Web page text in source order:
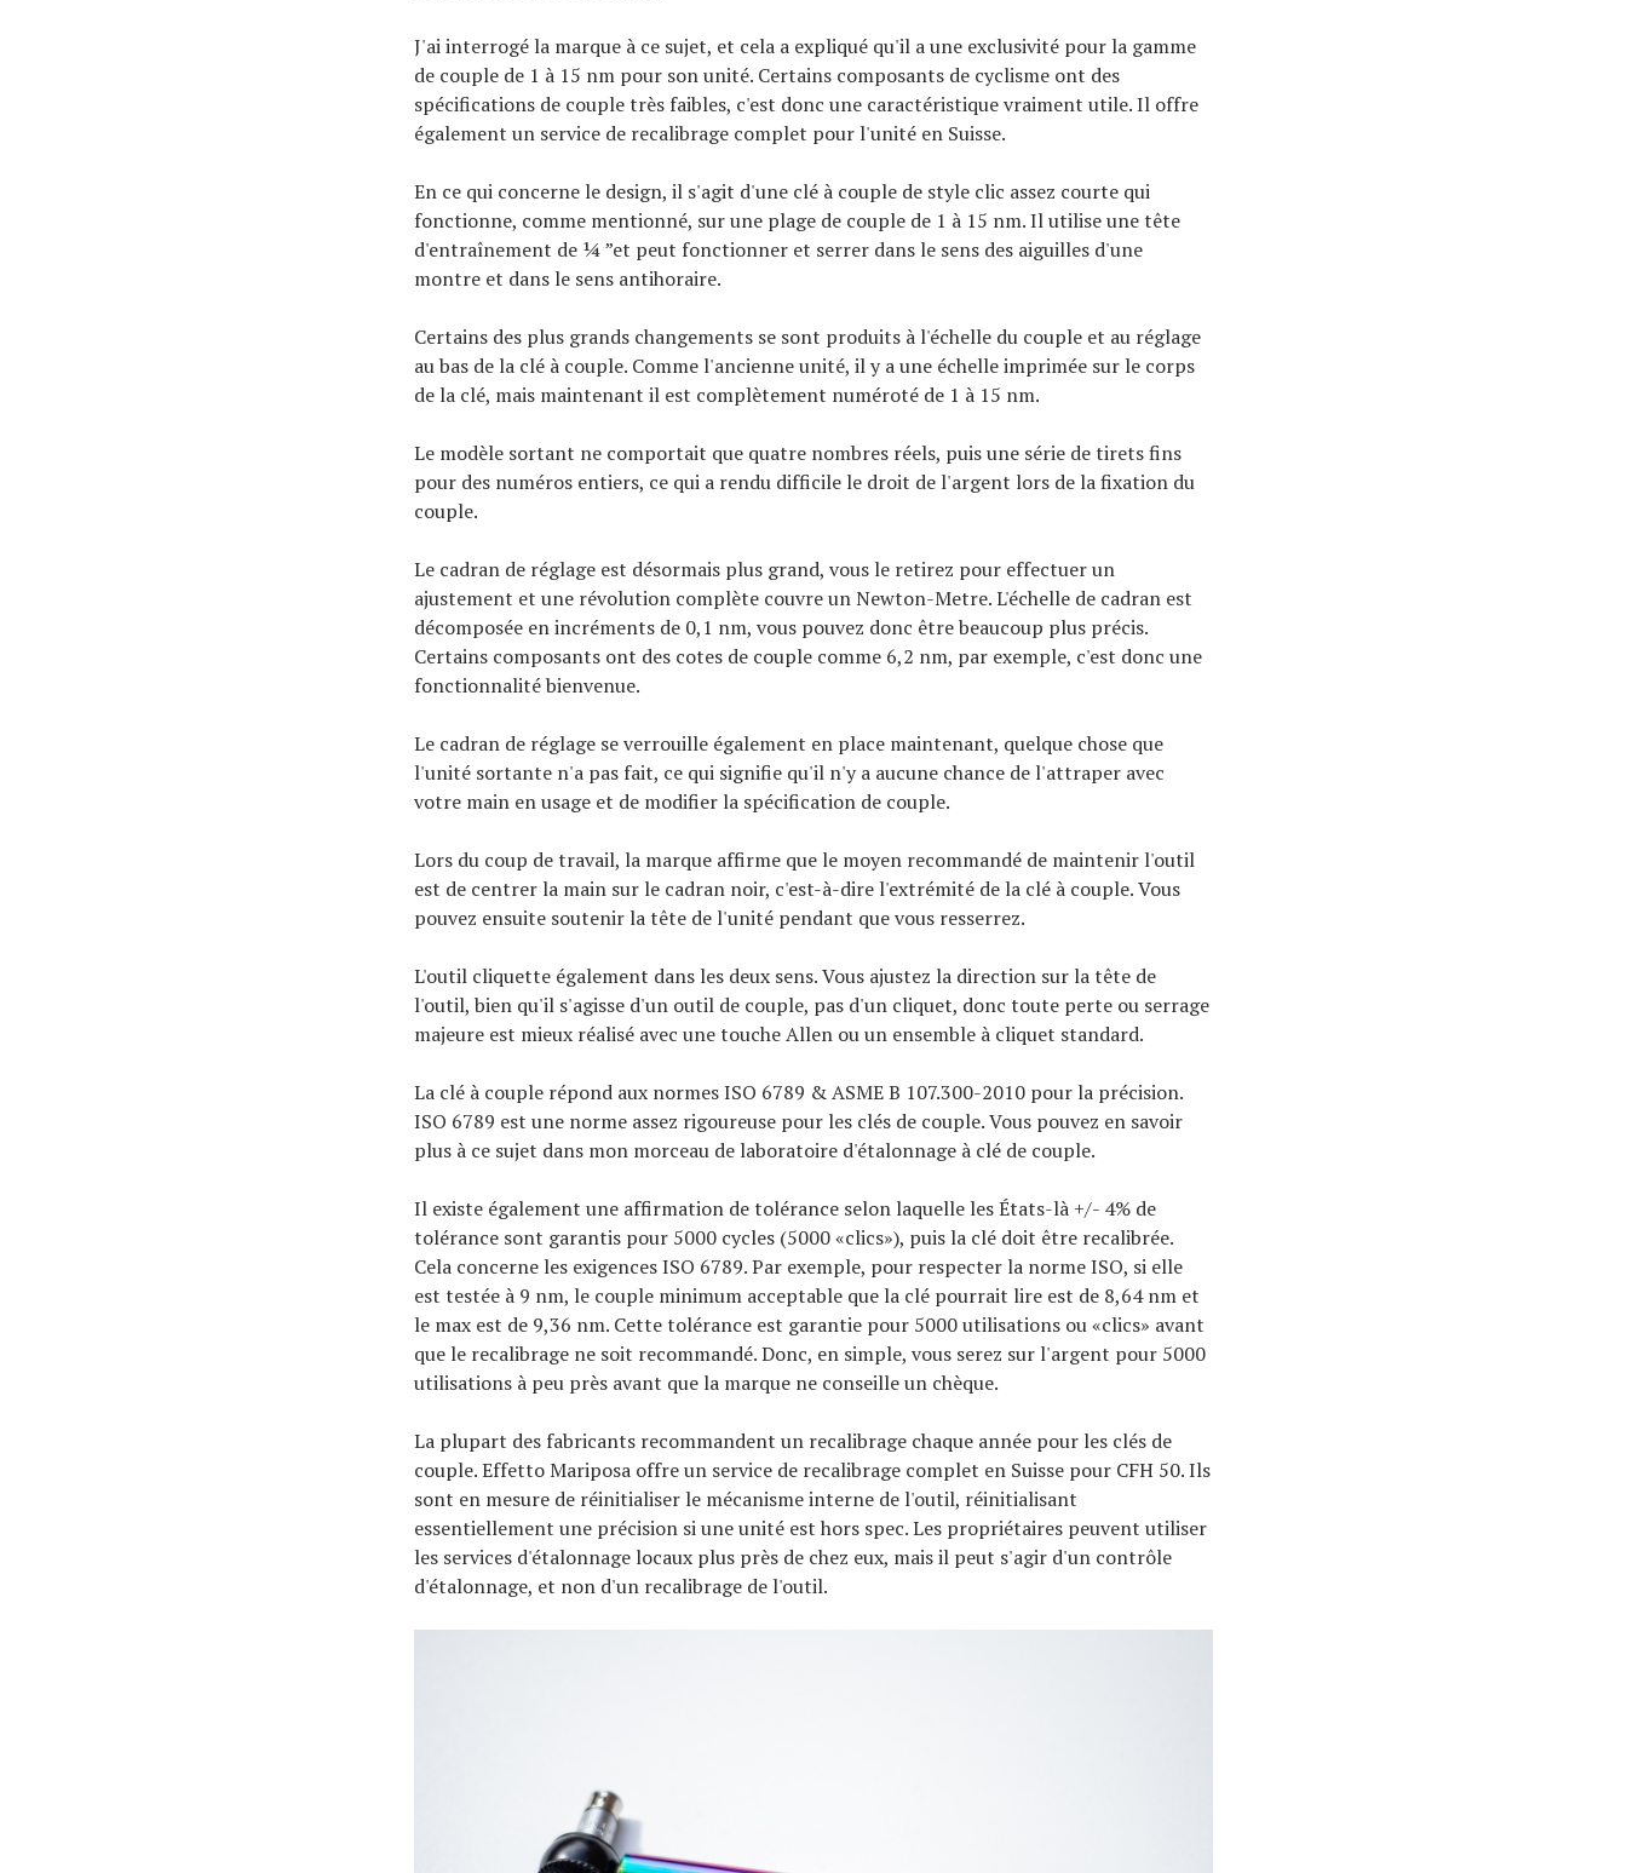
J'ai interrogé la marque à ce sujet, et cela a expliqué qu'il a une exclusivité pour la gamme
de couple de 1 à 15 nm pour son unité. Certains composants de cyclisme ont des
spécifications de couple très faibles, c'est donc une caractéristique vraiment utile. Il offre
également un service de recalibrage complet pour l'unité en Suisse.
En ce qui concerne le design, il s'agit d'une clé à couple de style clic assez courte qui
fonctionne, comme mentionné, sur une plage de couple de 1 à 15 nm. Il utilise une tête
d'entraînement de ¼ ”et peut fonctionner et serrer dans le sens des aiguilles d'une
montre et dans le sens antihoraire.
Certains des plus grands changements se sont produits à l'échelle du couple et au réglage
au bas de la clé à couple. Comme l'ancienne unité, il y a une échelle imprimée sur le corps
de la clé, mais maintenant il est complètement numéroté de 1 à 15 nm.
Le modèle sortant ne comportait que quatre nombres réels, puis une série de tirets fins
pour des numéros entiers, ce qui a rendu difficile le droit de l'argent lors de la fixation du
couple.
Le cadran de réglage est désormais plus grand, vous le retirez pour effectuer un
ajustement et une révolution complète couvre un Newton-Metre. L'échelle de cadran est
décomposée en incréments de 0,1 nm, vous pouvez donc être beaucoup plus précis.
Certains composants ont des cotes de couple comme 6,2 nm, par exemple, c'est donc une
fonctionnalité bienvenue.
Le cadran de réglage se verrouille également en place maintenant, quelque chose que
l'unité sortante n'a pas fait, ce qui signifie qu'il n'y a aucune chance de l'attraper avec
votre main en usage et de modifier la spécification de couple.
Lors du coup de travail, la marque affirme que le moyen recommandé de maintenir l'outil
est de centrer la main sur le cadran noir, c'est-à-dire l'extrémité de la clé à couple. Vous
pouvez ensuite soutenir la tête de l'unité pendant que vous resserrez.
L'outil cliquette également dans les deux sens. Vous ajustez la direction sur la tête de
l'outil, bien qu'il s'agisse d'un outil de couple, pas d'un cliquet, donc toute perte ou serrage
majeure est mieux réalisé avec une touche Allen ou un ensemble à cliquet standard.
La clé à couple répond aux normes ISO 6789 & ASME B 107.300-2010 pour la précision.
ISO 6789 est une norme assez rigoureuse pour les clés de couple. Vous pouvez en savoir
plus à ce sujet dans mon morceau de laboratoire d'étalonnage à clé de couple.
Il existe également une affirmation de tolérance selon laquelle les États-là +/- 4% de
tolérance sont garantis pour 5000 cycles (5000 «clics»), puis la clé doit être recalibrée.
Cela concerne les exigences ISO 6789. Par exemple, pour respecter la norme ISO, si elle
est testée à 9 nm, le couple minimum acceptable que la clé pourrait lire est de 8,64 nm et
le max est de 9,36 nm. Cette tolérance est garantie pour 5000 utilisations ou «clics» avant
que le recalibrage ne soit recommandé. Donc, en simple, vous serez sur l'argent pour 5000
utilisations à peu près avant que la marque ne conseille un chèque.
La plupart des fabricants recommandent un recalibrage chaque année pour les clés de
couple. Effetto Mariposa offre un service de recalibrage complet en Suisse pour CFH 50. Ils
sont en mesure de réinitialiser le mécanisme interne de l'outil, réinitialisant
essentiellement une précision si une unité est hors spec. Les propriétaires peuvent utiliser
les services d'étalonnage locaux plus près de chez eux, mais il peut s'agir d'un contrôle
d'étalonnage, et non d'un recalibrage de l'outil.